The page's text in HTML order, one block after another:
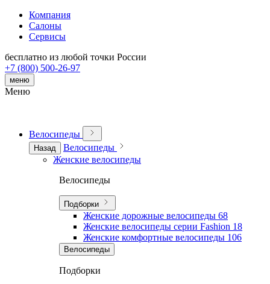
Компания
Салоны
Сервисы
бесплатно из любой точки России
+7 (800) 500-26-97
меню
Меню
Велосипеды
Назад
Велосипеды
Женские велосипеды
Велосипеды
Подборки
Женские дорожные велосипеды 68
Женские велосипеды серии Fashion 18
Женские комфортные велосипеды 106
Велосипеды
Подборки